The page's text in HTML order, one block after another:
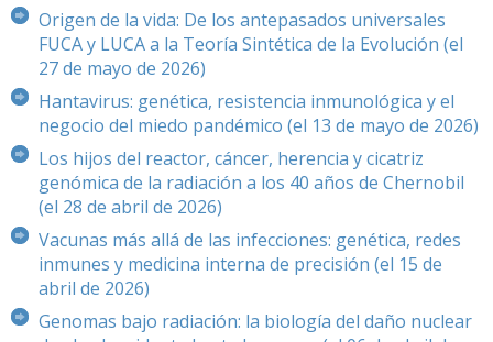
Origen de la vida: De los antepasados universales
FUCA y LUCA a la Teoría Sintética de la Evolución (el
27 de mayo de 2026)
Hantavirus: genética, resistencia inmunológica y el
negocio del miedo pandémico (el 13 de mayo de 2026)
Los hijos del reactor, cáncer, herencia y cicatriz
genómica de la radiación a los 40 años de Chernobil
(el 28 de abril de 2026)
Vacunas más allá de las infecciones: genética, redes
inmunes y medicina interna de precisión (el 15 de
abril de 2026)
Genomas bajo radiación: la biología del daño nuclear